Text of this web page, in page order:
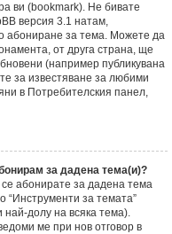
ви (bookmark). Не бивате
версия 3.1 натам,
абониране за тема. Можете да
от друга страна, ще
(например публикувана
за известяване за любими
в Потребителския панел,
за дадена тема(и)?
абонирате за дадена тема
“Инструменти за темата”
най-долу на всяка тема).
ме при нов отговор в